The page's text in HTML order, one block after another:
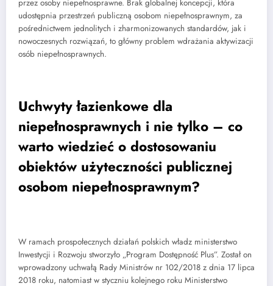
przez osoby niepełnosprawne. Brak globalnej koncepcji, która
udostępnia przestrzeń publiczną osobom niepełnosprawnym, za
pośrednictwem jednolitych i zharmonizowanych standardów, jak i
nowoczesnych rozwiązań, to główny problem wdrażania aktywizacji
osób niepełnosprawnych.
Uchwyty łazienkowe dla
niepełnosprawnych i nie tylko – co
warto wiedzieć o dostosowaniu
obiektów użyteczności publicznej
osobom niepełnosprawnym?
W ramach prospołecznych działań polskich władz ministerstwo
Inwestycji i Rozwoju stworzyło „Program Dostępność Plus”. Został on
wprowadzony uchwałą Rady Ministrów nr 102/2018 z dnia 17 lipca
2018 roku, natomiast w styczniu kolejnego roku Ministerstwo